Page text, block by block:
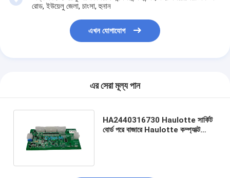
রোড, ইউয়েলু জেলা, চাংসা, হুনান
এখন যোগাযোগ
এর সেরা মূল্য পান
HA2440316730 Haulotte সার্কিট
বোর্ড পরে বাজারে Haulotte কম্প্যাক্ট